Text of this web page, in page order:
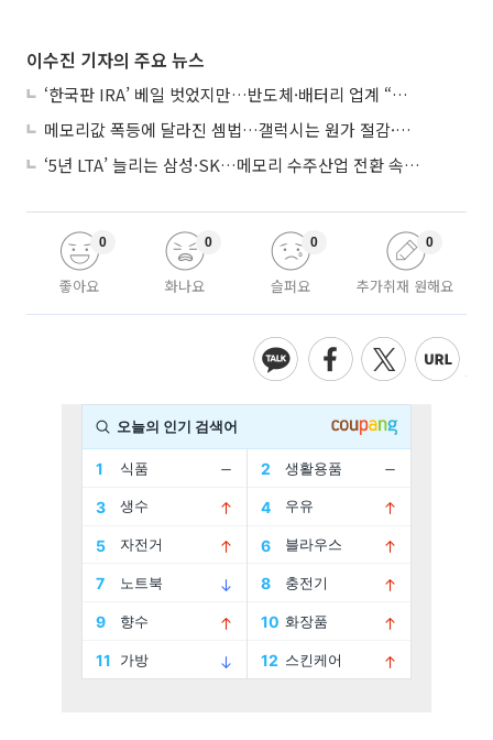
이수진 기자의 주요 뉴스
‘한국판 IRA’ 베일 벗었지만…반도체·배터리 업계 “시행령이 관건”
메모리값 폭등에 달라진 셈법…갤럭시는 원가 절감·아이폰은 서비스 확대
‘5년 LTA’ 늘리는 삼성·SK…메모리 수주산업 전환 속 다른 셈법
좋아요
0
화나요
0
슬퍼요
0
추가취재 원해요
0